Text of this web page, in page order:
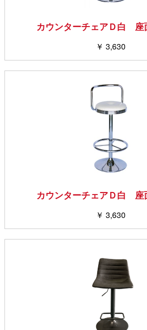
カウンターチェアＤ白 座
￥ 3,630
カウンターチェアＤ白 座
￥ 3,630